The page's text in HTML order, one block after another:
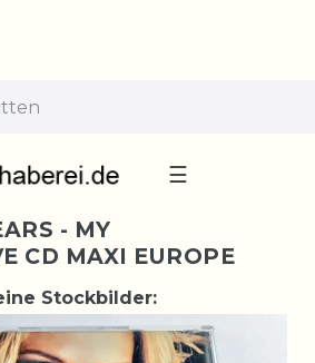
☰
- MY
CD MAXI EUROPE
Stockbilder: